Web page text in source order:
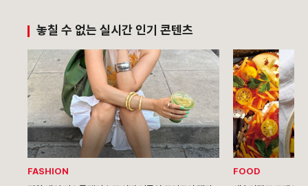
놓칠 수 없는 실시간 인기 콘텐츠
FASHION FOOD